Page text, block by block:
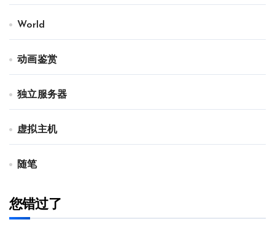
World
动画鉴赏
独立服务器
虚拟主机
随笔
您错过了